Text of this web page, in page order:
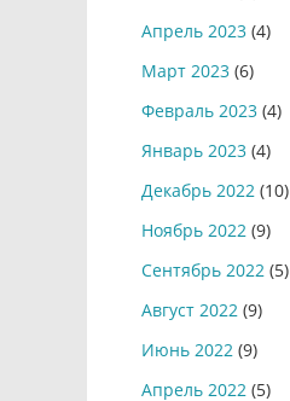
Апрель 2023 (4)
Март 2023 (6)
Февраль 2023 (4)
Январь 2023 (4)
Декабрь 2022 (10)
Ноябрь 2022 (9)
Сентябрь 2022 (5)
Август 2022 (9)
Июнь 2022 (9)
Апрель 2022 (5)